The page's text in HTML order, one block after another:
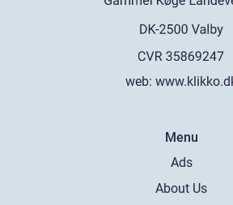
web:
Menu
Ads
About Us